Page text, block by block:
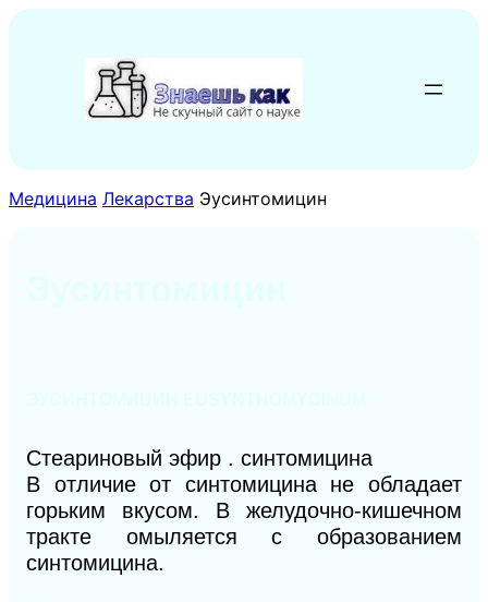
содержимому
Медицина Лекарства Эусинтомицин
Стеариновый эфир . синтомицина
В отличие от синтомицина не обладает
горьким вкусом. В желудочно-кишечном
тракте омыляется с образованием
синтомицина.